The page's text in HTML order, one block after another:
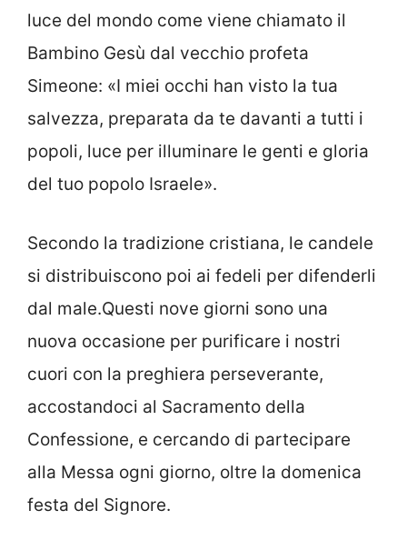
luce del mondo come viene chiamato il
Bambino Gesù dal vecchio profeta
Simeone: «I miei occhi han visto la tua
salvezza, preparata da te davanti a tutti i
popoli, luce per illuminare le genti e gloria
del tuo popolo Israele».
Secondo la tradizione cristiana, le candele
si distribuiscono poi ai fedeli per difenderli
dal male.Questi nove giorni sono una
nuova occasione per purificare i nostri
cuori con la preghiera perseverante,
accostandoci al Sacramento della
Confessione, e cercando di partecipare
alla Messa ogni giorno, oltre la domenica
festa del Signore.